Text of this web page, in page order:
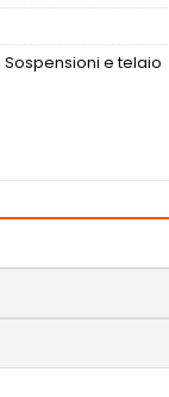
Sospensioni e telaio